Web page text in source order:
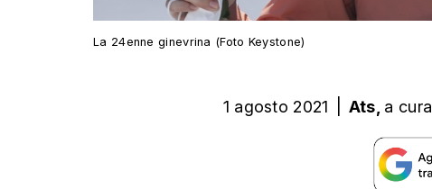
La 24enne ginevrina (Foto Keystone)
1 agosto 2021 Ats, a cura